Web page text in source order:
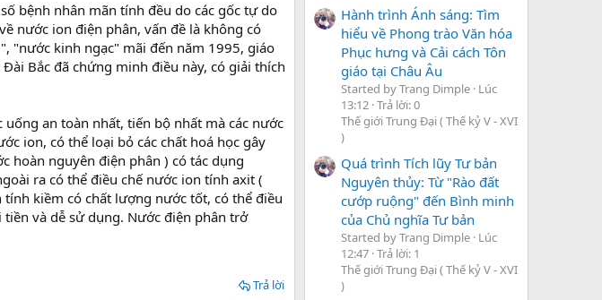
bệnh nhân mãn tính đều do các gốc tự do
nước ion điện phân, vấn đề là không có
"nước kinh ngạc" mãi đến năm 1995, giáo
Bắc đã chứng minh điều này, có giải thích
an toàn nhất, tiến bộ nhất mà các nước
ion, có thể loại bỏ các chất hoá học gây
hoàn nguyên điện phân ) có tác dụng
ra có thể điều chế nước ion tính axit (
kiềm có chất lượng nước tốt, có thể điều
và dễ sử dụng. Nước điện phân trở
Trả lời
Hành trình Ánh sáng: Tìm
hiểu về Phong trào Văn hóa
Phục hưng và Cải cách Tôn
giáo tại Châu Âu
Started by Trang Dimple Lúc
13:12 Trả lời: 0
Thế giới Trung Đại ( Thế kỷ V - XVI
)
Quá trình Tích lũy Tư bản
Nguyên thủy: Từ "Rào đất
cướp ruộng" đến Bình minh
của Chủ nghĩa Tư bản
Started by Trang Dimple Lúc
12:47 Trả lời: 1
Thế giới Trung Đại ( Thế kỷ V - XVI
)